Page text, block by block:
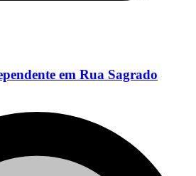
em Rua Sagrado